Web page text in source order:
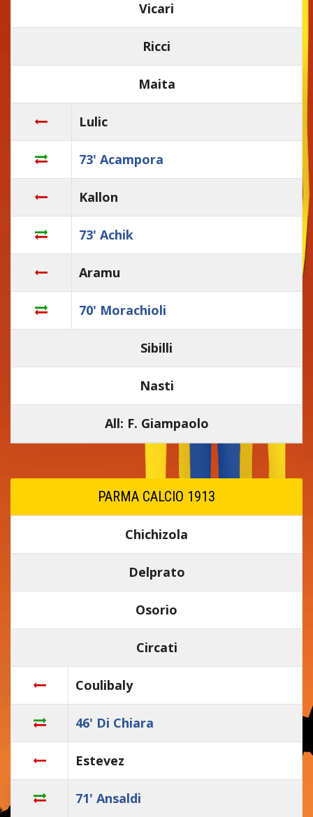
Vicari
Ricci
Maita
Lulic
73' Acampora
Kallon
73' Achik
Aramu
70' Morachioli
Sibilli
Nasti
All: F. Giampaolo
PARMA CALCIO 1913
Chichizola
Delprato
Osorio
Circati
Coulibaly
46' Di Chiara
Estevez
71' Ansaldi